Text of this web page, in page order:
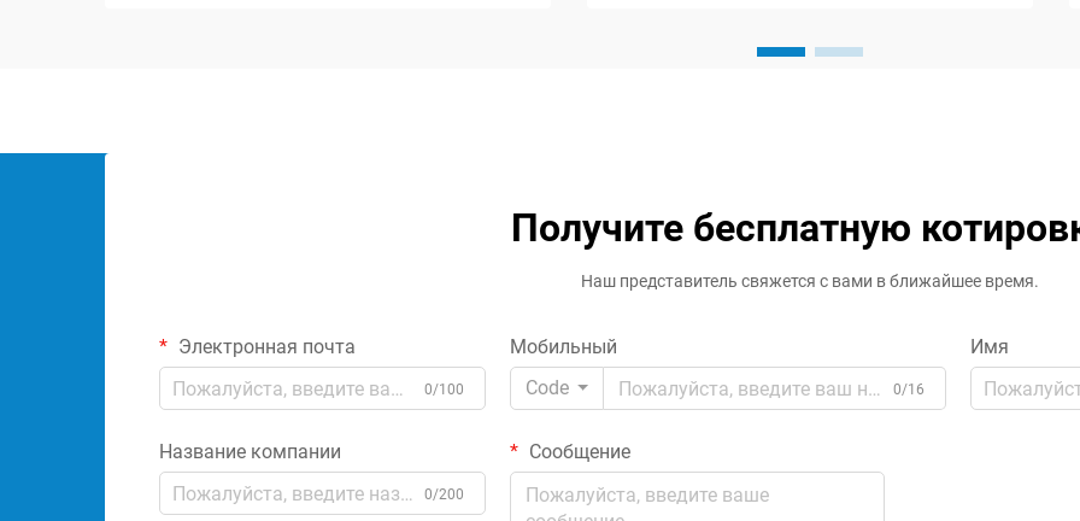
для чувствительного электронного
Получите бесплатную
Наш представитель свяжется с вами в ближайшее время.
Электронная почта
0/100
Мобильный
Code
0/16
Имя
Название компании
0/200
Сообщение